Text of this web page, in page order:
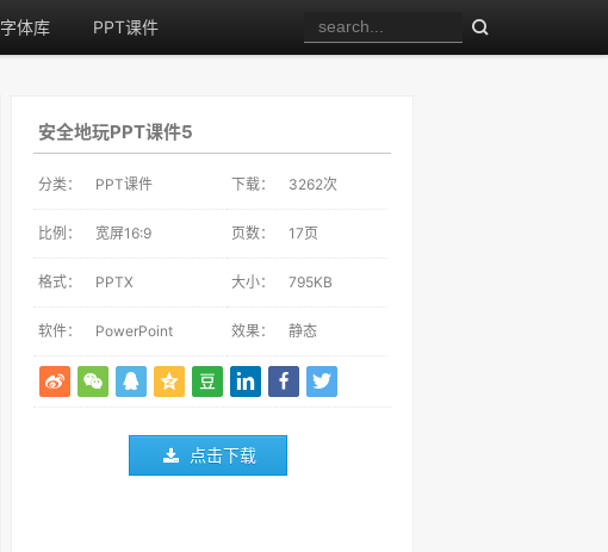
字体库 PPT课件
安全地玩PPT课件5
分类： PPT课件 下载： 3262次
比例： 宽屏16:9 页数： 17页
格式： PPTX 大小： 795KB
软件： PowerPoint 效果： 静态
点击下载